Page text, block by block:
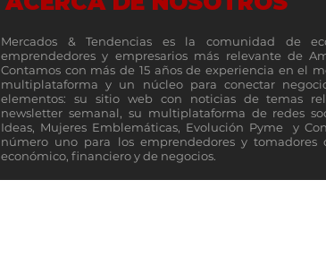
Mercados & Tendencias es la comunidad de
emprendedores y empresarios más relevante de
Contamos con más de 15 años de experiencia en el
multiplataforma y un núcleo para conectar
elementos: su sitio web con noticias de temas
newsletter semanal, su multiplataforma de redes
Ideas, Mujeres Emblemáticas, Evolución Pyme y
número uno para los emprendedores y tomadores
económico, financiero y de negocios.